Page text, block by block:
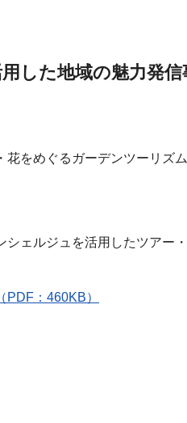
した地域の魅力発信
をめぐるガーデンツーリズ
ェルジュを活用したツアー
：460KB）